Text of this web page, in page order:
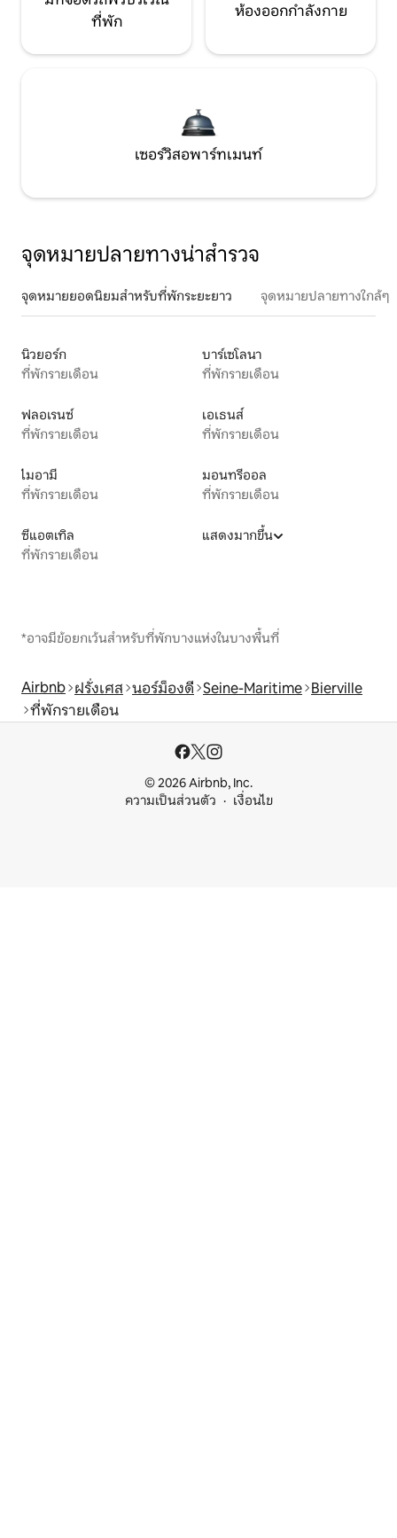
ที่พัก
ห้องออกกำลังกาย
เซอร์วิสอพาร์ทเมนท์
จุดหมายปลายทางน่าสำรวจ
จุดหมายยอดนิยมสำหรับที่พักระยะยาว จุดหมายปลายทางใกล้ๆ
นิวยอร์ก
ที่พักรายเดือน
บาร์เซโลนา
ที่พักรายเดือน
ฟลอเรนซ์
ที่พักรายเดือน
เอเธนส์
ที่พักรายเดือน
ไมอามี
ที่พักรายเดือน
มอนทรีออล
ที่พักรายเดือน
ซีแอตเทิล
ที่พักรายเดือน
แสดงมากขึ้น
*อาจมีข้อยกเว้นสำหรับที่พักบางแห่งในบางพื้นที่
Airbnb ฝรั่งเศส นอร์ม็องดี Seine-Maritime Bierville
ที่พักรายเดือน
© 2026 Airbnb, Inc.
ความเป็นส่วนตัว
เงื่อนไข